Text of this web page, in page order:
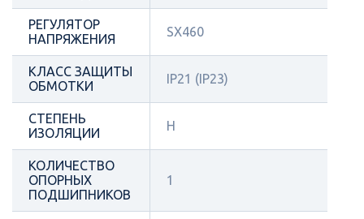
РЕГУЛЯТОР
НАПРЯЖЕНИЯ
SX460
КЛАСС ЗАЩИТЫ
ОБМОТКИ
IP21 (IP23)
СТЕПЕНЬ
ИЗОЛЯЦИИ
Н
КОЛИЧЕСТВО
ОПОРНЫХ
ПОДШИПНИКОВ
1